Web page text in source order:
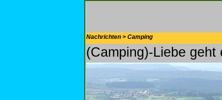
Nachrichten > Camping
(Camping)-Liebe geht